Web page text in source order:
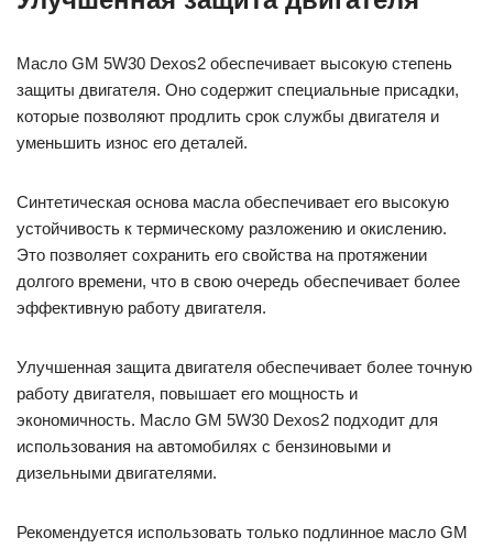
Масло GM 5W30 Dexos2 обеспечивает высокую степень
защиты двигателя. Оно содержит специальные присадки,
которые позволяют продлить срок службы двигателя и
уменьшить износ его деталей.
Синтетическая основа масла обеспечивает его высокую
устойчивость к термическому разложению и окислению.
Это позволяет сохранить его свойства на протяжении
долгого времени, что в свою очередь обеспечивает более
эффективную работу двигателя.
Улучшенная защита двигателя обеспечивает более точную
работу двигателя, повышает его мощность и
экономичность. Масло GM 5W30 Dexos2 подходит для
использования на автомобилях с бензиновыми и
дизельными двигателями.
Рекомендуется использовать только подлинное масло GM